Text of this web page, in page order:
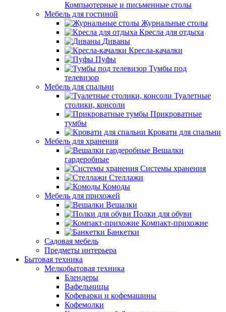
Компьютерные и письменные столы
Мебель для гостиной
Журнальные столы
Кресла для отдыха
Диваны
Кресла-качалки
Пуфы
Тумбы под
телевизор
Мебель для спальни
Туалетные
столики, консоли
Прикроватные
тумбы
Кровати для спальни
Мебель для хранения
Вешалки
гардеробные
Системы хранения
Стеллажи
Комоды
Мебель для прихожей
Вешалки
Полки для обуви
Компакт-прихожие
Банкетки
Садовая мебель
Предметы интерьера
Бытовая техника
Мелкобытовая техника
Блендеры
Вафельницы
Кофеварки и кофемашины
Кофемолки